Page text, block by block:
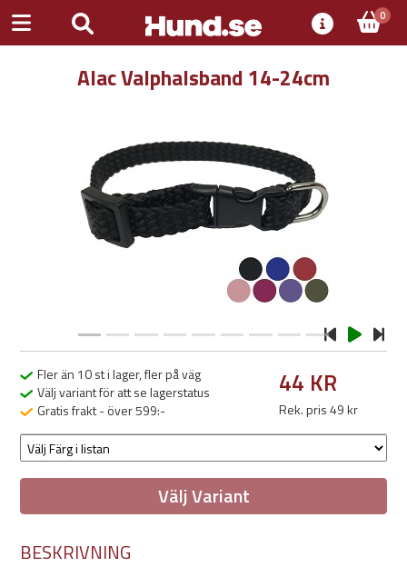
0
Alac Valphalsband 14-24cm
Previous
Fler än 10 st i lager, fler på väg
Välj variant för att se lagerstatus
Gratis frakt - över 599:-
44 KR
Rek. pris 49 kr
Välj Variant
BESKRIVNING